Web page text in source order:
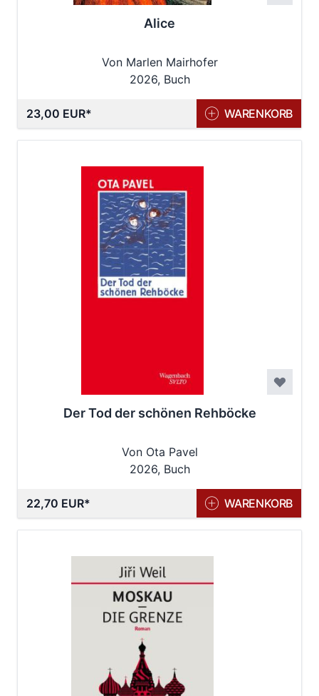
Alice
Von Marlen Mairhofer
2026, Buch
23,00 EUR WARENKORB
Der Tod der schönen Rehböcke
Von Ota Pavel
2026, Buch
22,70 EUR WARENKORB